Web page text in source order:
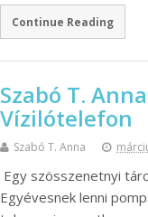
Continue Reading
Szabó T.
Vízilótelefon
Szabó T. Anna
Egy szösszenetnyi
Egyévesnek lenni